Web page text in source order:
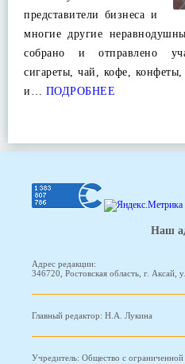
представители бизнеса и
многие другие
собрано и отправлено
сигареты, чай, кофе,
и… ПОДРОБНЕЕ
Наш
Адрес редакции:
346720, Ростовская область, г. Аксай,
Главный редактор: Н.А. Лукина
Учредитель: Общество с ограниченной